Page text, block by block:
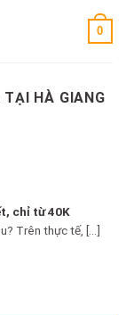
0
HÀ GIANG
chỉ từ 40K
Trên thực tế, [...]